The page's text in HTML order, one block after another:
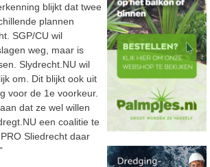
blijkt dat twee
plannen
SGP/CU wil
weg, maar is
Slydrecht.NU wil
om. Dit blijkt ook uit
voor de 1e voorkeur.
dat ze wel willen
een coalitie te
Sliedrecht daar